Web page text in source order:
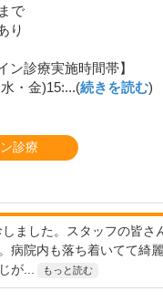
で
り
ン診療実施時間帯】
・金)15:...(続きを読む)
診療
ました。スタッフの皆さ
病院内も落ち着いてて綺
が...
もっと読む